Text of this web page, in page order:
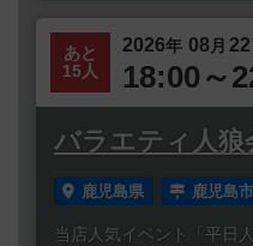
あと
15人
2026年 08 月 22
18:00～
バラエティ人狼
鹿児島県 鹿児島市
当店人気イベント「平日